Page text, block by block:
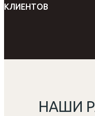
КЛИЕНТОВ
НАШИ